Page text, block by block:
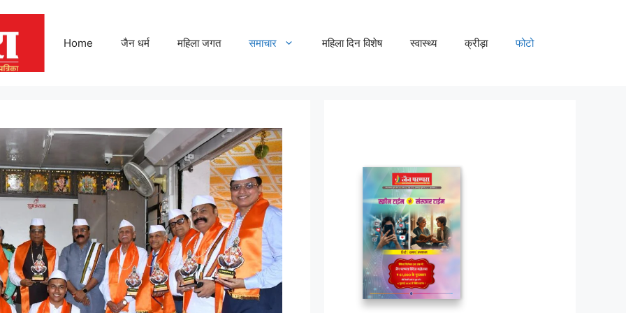
Home जैन धर्म महिला जगत समाचार महिला दिन विशेष स्वास्थ्य क्रीड़ा फोटो